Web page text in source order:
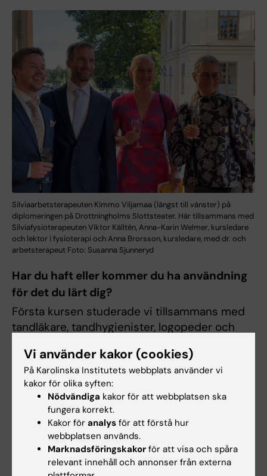
Silviaarbetsterapeuten Kimmo Viljamaa (längst till vänster) på
diplomeringen på Drottningholms Slottsteater. Här tillsammans med
Silviafysioterapeuten Viktor Källtén, Anna-Karin Welmer, kursledare
och lektor i fysioterapi och Anna Brorsson, kursledare, med dr. och
arbetsterapeut Foto: Susanna Sjunneryd
Har du haft eller kommer du ha användning
för det du lärt dig?
Första kursen studerade vi tillsammans med
tandläkare, tandhygienister, logopeder och
perspektiv och förstå att vi måste få bättre
samarbete med dessa yrkeskategorier. Jag
gillade även de olika diskussionsuppgifterna
vi hade under hela utbildningen.
Mitt examensarbete beskrev
undersköterskors resonemang kring sexualitet
hos personer med kognitiv sjukdom i särskilt
Vi använder kakor (cookies)
På Karolinska Institutets webbplats använder vi
kakor för olika syften:
Nödvändiga kakor för att webbplatsen ska
fungera korrekt.
Kakor för analys för att förstå hur
webbplatsen används.
Marknadsföringskakor för att visa och spåra
relevant innehåll och annonser från externa